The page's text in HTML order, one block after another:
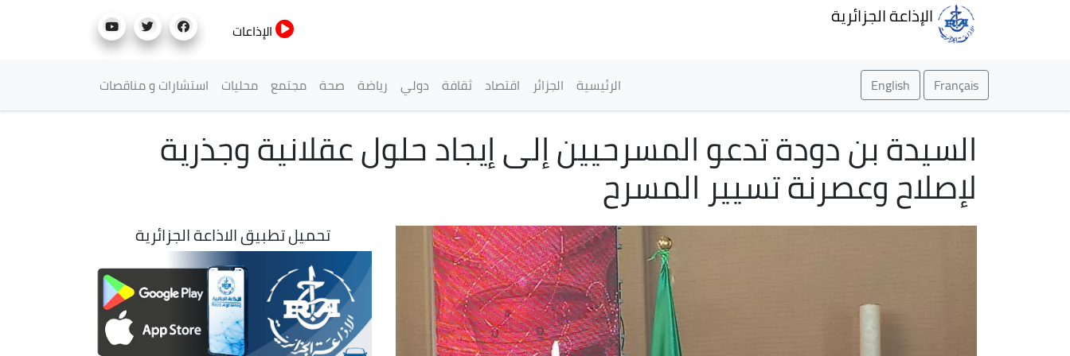
الإذاعة الجزائرية
الإذاعات
Français
English القائمة الرئيسية
الرئيسية الجزائر اقتصاد ثقافة دولي رياضة صحة مجتمع محليات استشارات و مناقصات
السيدة بن دودة تدعو المسرحيين إلى إيجاد حلول عقلانية وجذرية
لإصلاح وعصرنة تسيير المسرح
تحميل تطبيق الاذاعة الجزائرية